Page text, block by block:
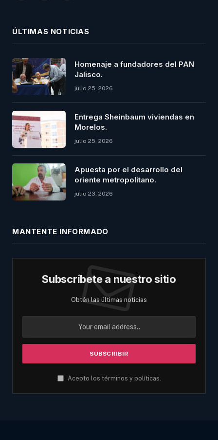
ÚLTIMAS NOTICIAS
Homenaje a fundadores del PAN
Jalisco.
julio 25, 2026
Entrega Sheinbaum viviendas en
Morelos.
julio 25, 2026
Apuesta por el desarrollo del
oriente metropolitano.
julio 23, 2026
MANTENTE INFORMADO
Subscríbete a nuestro sitio
Obtén las últimas noticias
Acepto los términos y políticas.